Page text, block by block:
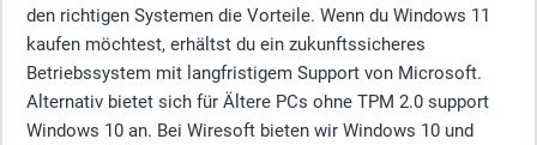
den richtigen Systemen die Vorteile. Wenn du Windows 11
kaufen möchtest, erhältst du ein zukunftssicheres
Betriebssystem mit langfristigem Support von Microsoft.
Alternativ bietet sich für Ältere PCs ohne TPM 2.0 support
Windows 10 an. Bei Wiresoft bieten wir Windows 10 und